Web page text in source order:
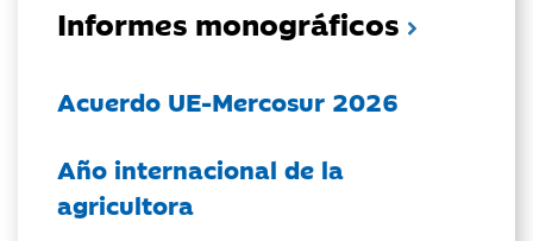
Informes monográficos
Acuerdo UE-Mercosur 2026
Año internacional de la
agricultora